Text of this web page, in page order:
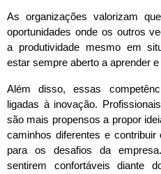
As organizações valorizam
oportunidades onde os outros
a produtividade mesmo em
estar sempre aberto a aprender e
Além disso, essas
ligadas à inovação.
são mais propensos a propor
caminhos diferentes e
para os desafios da
sentirem confortáveis diante